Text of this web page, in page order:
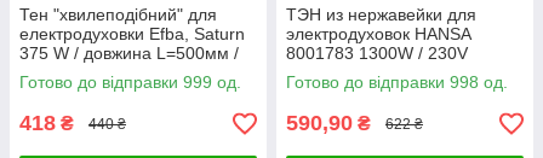
Тен "хвилеподібний" для
електродуховки Efba, Saturn
375 W / довжина L=500мм /
220 V Sanal, Туреччина
Zipexpert
Готово до відправки 999 од.
418 ₴ 440 ₴
ТЭН из нержавейки для
электродуховок HANSA
8001783 1300W / 230V
(габариты 365мм*340мм)
Balcik, Турция Zipexpert
Готово до відправки 998 од.
590,90 ₴ 622 ₴